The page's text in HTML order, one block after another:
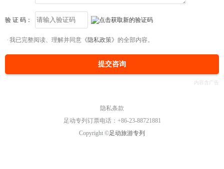
验 证 码：
我已完整阅读、理解并同意 《隐私政策》 的全部内容。
提交咨询
隐私条款
足动专列订票电话：+86-23-88721881
Copyright ©足动旅游专列